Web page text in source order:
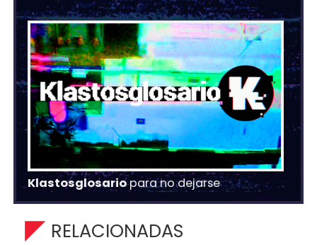
Klastosglosariopara no dejarse
RELACIONADAS